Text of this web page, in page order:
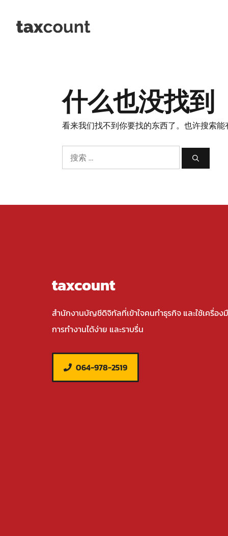
什么也没找到
看来我们找不到你要找的东西了。也许搜索能
索：
taxcount
สำนักงานบัญชีดิจิทัลที่เข้าใจคนทำธุรกิจ และใช้เครื่อง
การทำงานได้ง่าย และราบรื่น
064-978-2519